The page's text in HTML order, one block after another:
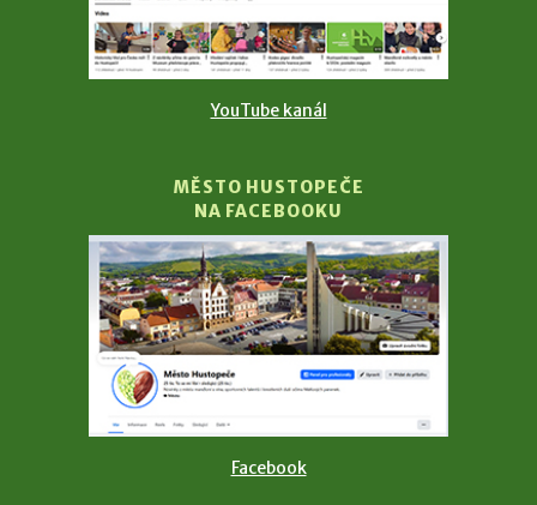
YouTube kanál
MĚSTO HUSTOPEČE
NA FACEBOOKU
Facebook